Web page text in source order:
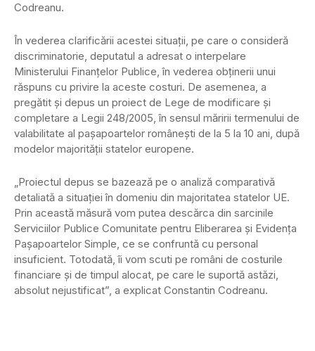
Codreanu.
În vederea clarificării acestei situaţii, pe care o consideră
discriminatorie, deputatul a adresat o interpelare
Ministerului Finanţelor Publice, în vederea obţinerii unui
răspuns cu privire la aceste costuri. De asemenea, a
pregătit şi depus un proiect de Lege de modificare şi
completare a Legii 248/2005, în sensul măririi termenului de
valabilitate al paşapoartelor româneşti de la 5 la 10 ani, după
modelor majorităţii statelor europene.
„Proiectul depus se bazează pe o analiză comparativă
detaliată a situaţiei în domeniu din majoritatea statelor UE.
Prin această măsură vom putea descărca din sarcinile
Serviciilor Publice Comunitate pentru Eliberarea şi Evidenţa
Paşapoartelor Simple, ce se confruntă cu personal
insuficient. Totodată, îi vom scuti pe români de costurile
financiare şi de timpul alocat, pe care le suportă astăzi,
absolut nejustificat”, a explicat Constantin Codreanu.